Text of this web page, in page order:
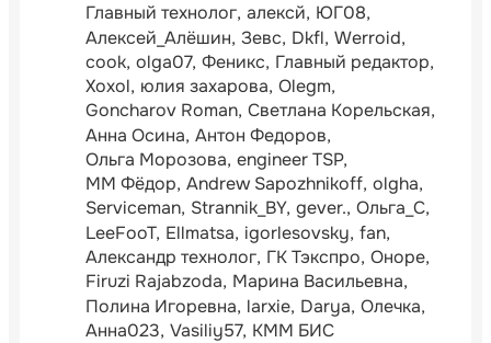
Главный технолог алексй ЮГ08
Алексей_Алёшин Зевс Dkfl Werroid
cook olga07 Феникс Главный редактор
Xoxol юлия захарова Olegm
Goncharov Roman Светлана Корельская
Анна Осина Антон Федоров
Ольга Морозова engineer TSP
ММ Фёдор Andrew Sapozhnikoff olgha
Serviceman Strannik_BY gever. Ольга_С
LeeFooT Ellmatsa igorlesovsky fan
Александр технолог ГК Тэкспро Оноре
Firuzi Rajabzoda Марина Васильевна
Полина Игоревна larxie Darya Олечка
Анна023 Vasiliy57 КММ БИС